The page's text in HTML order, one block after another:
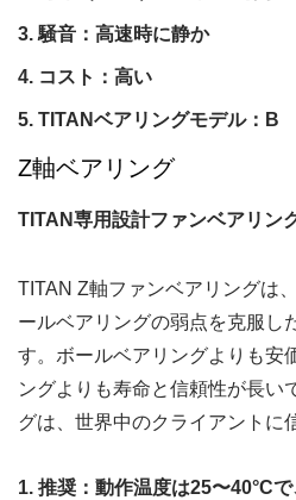
騒音：高速時に静か
コスト：高い
TITANベアリングモデル：B
Z軸ベアリング
TITAN専用設計ファンベアリン
TITAN Z軸ファンベアリングは
ールベアリングの弱点を克服し
す。ボールベアリングよりも安
ングよりも寿命と信頼性が長い
グは、世界中のクライアントに
推奨：動作温度は25〜40°C